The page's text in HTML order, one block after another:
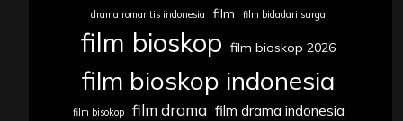
drama romantis indonesia film film bidadari surga
film bioskop film bioskop 2026
film bioskop indonesia
film bisokop film drama film drama indonesia